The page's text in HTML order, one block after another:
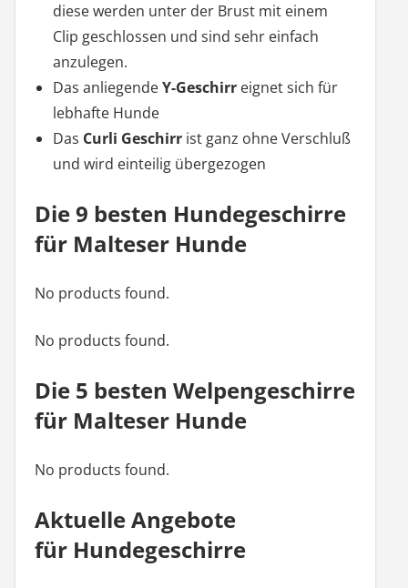
diese werden unter der Brust mit einem
Clip geschlossen und sind sehr einfach
anzulegen.
Das anliegendeY-Geschirr eignet sich für
lebhafte Hunde
Das Curli Geschirr ist ganz ohne Verschluß
und wird einteilig übergezogen
Die 9 besten Hundegeschirre
für Malteser Hunde
No products found.
No products found.
Die 5 besten Welpengeschirre
für Malteser Hunde
No products found.
Aktuelle Angebote
für Hundegeschirre